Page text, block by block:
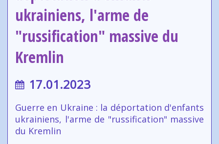
ukrainiens, l'arme de
"russification" massive du
Kremlin
17.01.2023
Guerre en Ukraine : la déportation d'enfants
ukrainiens, l'arme de "russification" massive
du Kremlin